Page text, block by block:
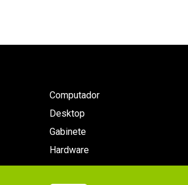
Computador
Desktop
Gabinete
Hardware